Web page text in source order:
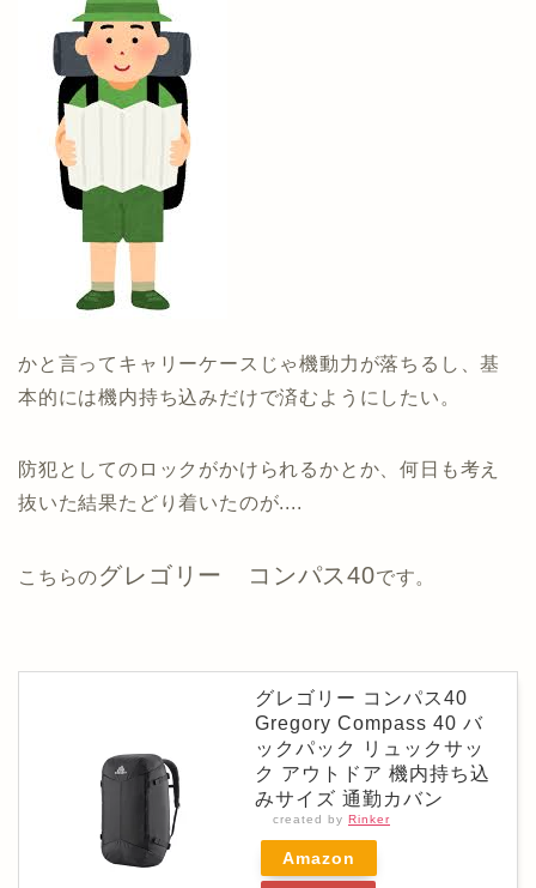
かと言ってキャリーケースじゃ機動力が落ちるし、基
本的には機内持ち込みだけで済むようにしたい。
防犯としてのロックがかけられるかとか、何日も考え
抜いた結果たどり着いたのが....
こちらのグレゴリー コンパス40です。
グレゴリー コンパス40
Gregory Compass 40 バ
ックパック リュックサッ
ク アウトドア 機内持ち込
みサイズ 通勤カバン
created by Rinker
Amazon